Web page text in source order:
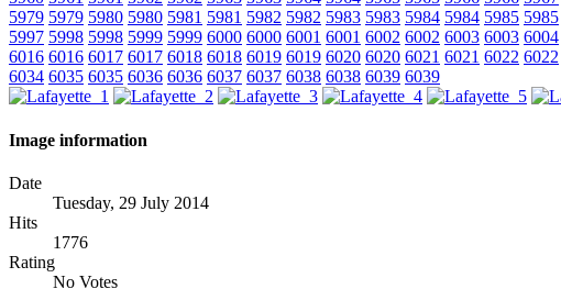
5979 5979 5980 5980 5981 5981 5982 5982 5983 5983 5984 5984 5985 5985
5997 5998 5998 5999 5999 6000 6000 6001 6001 6002 6002 6003 6003 6004
6016 6016 6017 6017 6018 6018 6019 6019 6020 6020 6021 6021 6022 6022
6034 6035 6035 6036 6036 6037 6037 6038 6038 6039 6039
Image information
Date
Tuesday, 29 July 2014
Hits
1776
Rating
No Votes